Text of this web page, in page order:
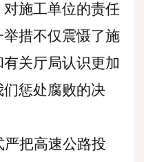
施工单位的责任
措不仅震慑了施
关厅局认识更加
惩处腐败的决
把高速公路投